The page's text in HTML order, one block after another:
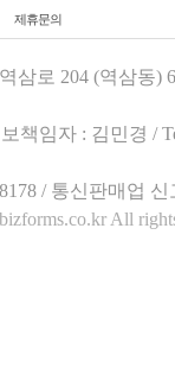
제휴문의
삼로 204 (역삼동)
책임자 : 김민경 /
/ 통신판매업
All